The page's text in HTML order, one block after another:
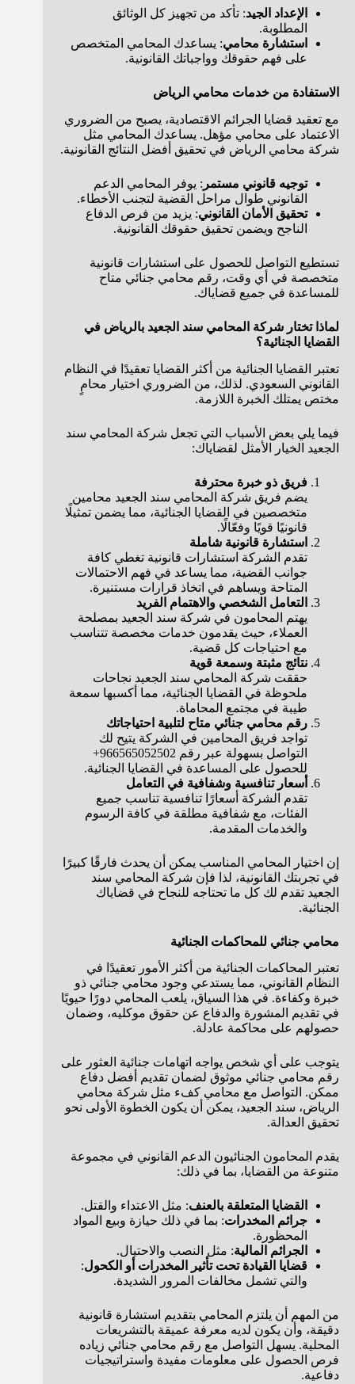
الإعداد الجيد: تأكد من تجهيز كل الوثائق
المطلوبة.
استشارة محامي: يساعدك المحامي المتخصص
على فهم حقوقك وواجباتك القانونية.
الاستفادة من خدمات محامي الرياض
مع تعقيد قضايا الجرائم الاقتصادية، يصبح من الضروري
الاعتماد على محامي مؤهل. يساعدك المحامي مثل
شركة محامي الرياض في تحقيق أفضل النتائج القانونية.
توجيه قانوني مستمر : يوفر المحامي الدعم
القانوني طوال مراحل القضية لتجنب الأخطاء.
تحقيق الأمان القانوني: يزيد من فرص الدفاع
الناجح ويضمن تحقيق حقوقك القانونية.
تستطيع التواصل للحصول على استشارات قانونية
متخصصة في أي وقت، رقم محامي جنائي متاح
للمساعدة في جميع قضاياك.
لماذا تختار شركة المحامي سند الجعيد بالرياض في
القضايا الجنائية؟
تعتبر القضايا الجنائية من أكثر القضايا تعقيدًا في النظام
القانوني السعودي. لذلك، من الضروري اختيار محامٍ
مختص يمتلك الخبرة اللازمة.
فيما يلي بعض الأسباب التي تجعل شركة المحامي سند
الجعيد الخيار الأمثل لقضاياك:
فريق ذو خبرة محترفة
يضم فريق شركة المحامي سند الجعيد محامين
متخصصين في القضايا الجنائية، مما يضمن تمثيلًا
قانونيًا قويًا وفعّالًا.
استشارة قانونية شاملة
تقدم الشركة استشارات قانونية تغطي كافة
جوانب القضية، مما يساعد في فهم الاحتمالات
المتاحة ويساهم في اتخاذ قرارات مستنيرة.
التعامل الشخصي والاهتمام الفريد
يهتم المحامون في شركة سند الجعيد بمصلحة
العملاء، حيث يقدمون خدمات مخصصة تتناسب
مع احتياجات كل قضية.
نتائج مثبتة وسمعة قوية
حققت شركة المحامي سند الجعيد نجاحات
ملحوظة في القضايا الجنائية، مما أكسبها سمعة
طيبة في مجتمع المحاماة.
رقم محامي جنائي متاح لتلبية احتياجاتك
تواجد فريق المحامين في الشركة يتيح لك
التواصل بسهولة عبر رقم 966565052502+
للحصول على المساعدة في القضايا الجنائية.
أسعار تنافسية وشفافية في التعامل
تقدم الشركة أسعارًا تنافسية تناسب جميع
الفئات، مع شفافية مطلقة في كافة الرسوم
والخدمات المقدمة.
إن اختيار المحامي المناسب يمكن أن يحدث فارقًا كبيرًا
في تجربتك القانونية، لذا فإن شركة المحامي سند
الجعيد تقدم لك كل ما تحتاجه للنجاح في قضاياك
الجنائية.
محامي جنائي للمحاكمات الجنائية
تعتبر المحاكمات الجنائية من أكثر الأمور تعقيدًا في
النظام القانوني، مما يستدعي وجود محامي جنائي ذو
خبرة وكفاءة. في هذا السياق، يلعب المحامي دورًا حيويًا
في تقديم المشورة والدفاع عن حقوق موكليه، وضمان
حصولهم على محاكمة عادلة.
يتوجب على أي شخص يواجه اتهامات جنائية العثور على
رقم محامي جنائي موثوق لضمان تقديم أفضل دفاع
ممكن. التواصل مع محامي كفء مثل شركة محامي
الرياض، سند الجعيد، يمكن أن يكون الخطوة الأولى نحو
تحقيق العدالة.
يقدم المحامون الجنائيون الدعم القانوني في مجموعة
متنوعة من القضايا، بما في ذلك:
القضايا المتعلقة بالعنف: مثل الاعتداء والقتل.
جرائم المخدرات: بما في ذلك حيازة وبيع المواد
المحظورة.
الجرائم المالية: مثل النصب والاحتيال.
قضايا القيادة تحت تأثير المخدرات أو الكحول:
والتي تشمل مخالفات المرور الشديدة.
من المهم أن يلتزم المحامي بتقديم استشارة قانونية
دقيقة، وأن يكون لديه معرفة عميقة بالتشريعات
المحلية. يسهل التواصل مع رقم محامي جنائي زياده
فرص الحصول على معلومات مفيدة واستراتيجيات
دفاعية.